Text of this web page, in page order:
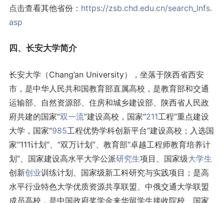
点击查看其他省份： https://zsb.chd.edu.cn/search_lnfs.
asp
四、长安大学简介
长安大学（Chang’an University），坐落于陕西省西安
市，是中华人民共和国教育部直属高校，是教育部和交通
运输部、自然资源部、住房和城乡建设部、陕西省人民政
府共建的国家“双一流”建设高校，国家“211工程”重点建设
大学，国家“985工程优势学科创新平台”建设高校；入选国
家“111计划”、“双万计划”、教育部“卓越工程师教育培养计
划”、国家建设高水平大学公派研究生项目、国家级大学生
创新创业训练计划、国家级新工科研究与实践项目；是高
水平行业特色大学优质资源共享联盟、中俄交通大学联盟
成员高校，是中国政府奖学金来华留学生接收院校、国家